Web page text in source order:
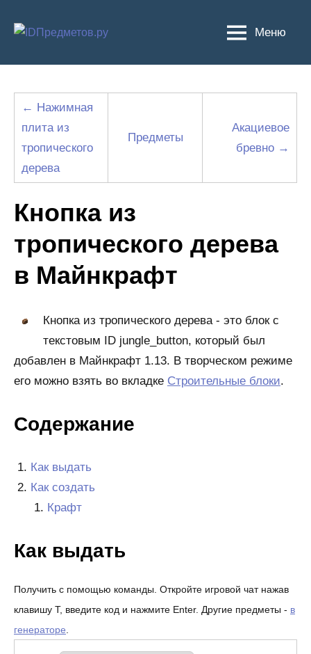
Меню
← Нажимная
плита из
тропического
дерева
Предметы
Акациевое
бревно →
Кнопка из
тропического дерева
в Майнкрафт
Кнопка из тропического дерева - это блок с
текстовым ID jungle_button, который был
добавлен в Майнкрафт 1.13. В творческом режиме
его можно взять во вкладке Строительные блоки.
Содержание
Как выдать
Как создать
Крафт
Как выдать
Получить с помощью команды. Откройте игровой чат нажав
клавишу T, введите код и нажмите Enter. Другие предметы - в
генераторе.